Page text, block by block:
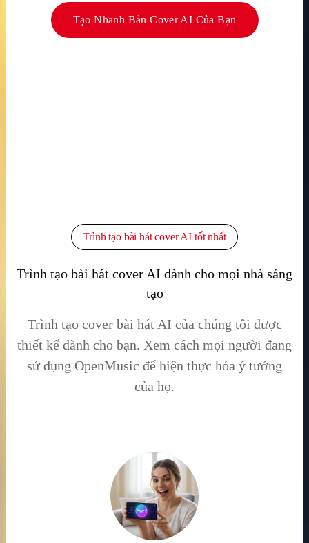
Tạo Nhanh Bản Cover AI Của Bạn
Trình tạo bài hát cover AI tốt nhất
Trình tạo bài hát cover AI dành cho mọi nhà sáng
tạo
Trình tạo cover bài hát AI của chúng tôi được
thiết kế dành cho bạn. Xem cách mọi người đang
sử dụng OpenMusic để hiện thực hóa ý tưởng
của họ.